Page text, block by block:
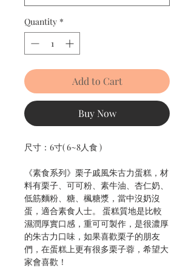
Quantity *
Add to Cart
Buy Now
尺寸：6寸( 6~8人食 )
《素食系列》栗子戚風朱古力蛋糕，材
料有栗子、可可粉、素牛油、杏仁奶、
低筋麵粉、糖、楓糖漿，當中沒奶沒
蛋，適合素食人士。 蛋糕質地是比較
濕潤厚實口感，重可可製作，是很濃厚
的朱古力口味，如果喜歡栗子的朋友
們，在蛋糕上更有很多栗子蓉，希望大
家會喜歡！